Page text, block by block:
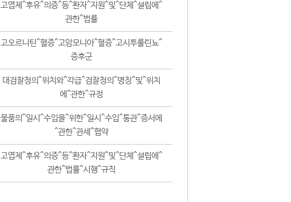
고엽제^후유^의증^등^환자^지원^및^단체^설립에^
관한^법률
고오르니틴^혈증^고암모니아^혈증^고시투룰린뇨^
증후군
대검찰청의^위치와^각급^검찰청의^명칭^및^위치
에^관한^규정
물품의^일시^수입을^위한^일시^수입^통관^증서에
^관한^관세^협약
고엽제^후유^의증^등^환자^지원^및^단체^설립에^
관한^법률^시행^규칙